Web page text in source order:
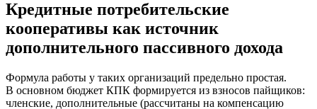
Кредитные потребительские
кооперативы как источник
дополнительного пассивного дохода
Формула работы у таких организаций предельно простая.
В основном бюджет КПК формируется из взносов пайщиков:
членские, дополнительные (рассчитаны на компенсацию